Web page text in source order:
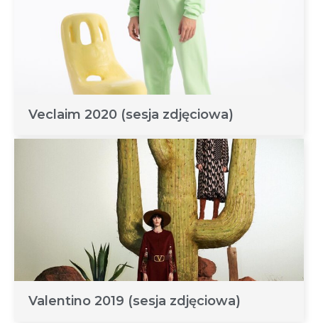
Veclaim 2020 (sesja zdjęciowa)
Valentino 2019 (sesja zdjęciowa)